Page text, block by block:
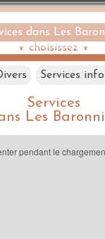
dans Les
▼ choisissez ▼
Services
Services
Les
pendant le